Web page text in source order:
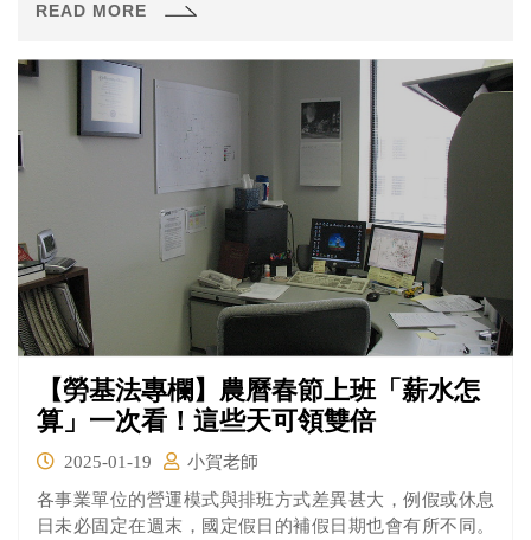
READ MORE
【勞基法專欄】農曆春節上班「薪水怎
算」一次看！這些天可領雙倍
2025-01-19
小賀老師
各事業單位的營運模式與排班方式差異甚大，例假或休息
日未必固定在週末，國定假日的補假日期也會有所不同。